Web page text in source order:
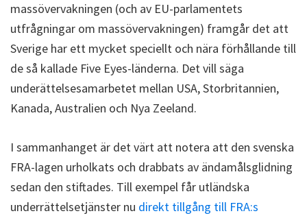
massövervakningen (och av EU-parlamentets
utfrågningar om massövervakningen) framgår det att
Sverige har ett mycket speciellt och nära förhållande till
de så kallade Five Eyes-länderna. Det vill säga
underättelsesamarbetet mellan USA, Storbritannien,
Kanada, Australien och Nya Zeeland.
I sammanhanget är det värt att notera att den svenska
FRA-lagen urholkats och drabbats av ändamålsglidning
sedan den stiftades. Till exempel får utländska
underrättelsetjänster nu direkt tillgång till FRA:s